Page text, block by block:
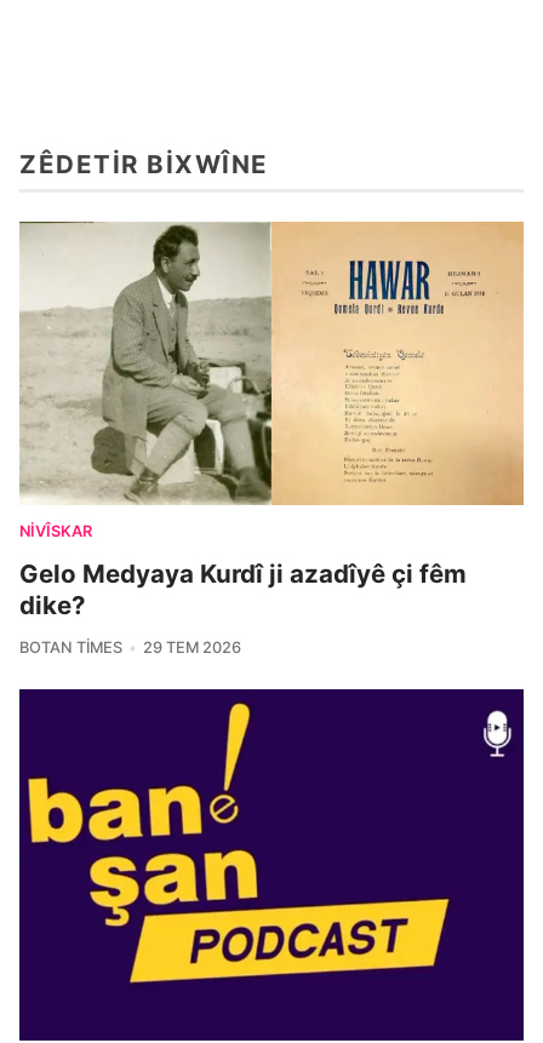
ZÊDETIR BIXWÎNE
NIVÎSKAR
Gelo Medyaya Kurdî ji azadîyê çi fêm
dike?
BOTAN TIMES 29 TEM 2026